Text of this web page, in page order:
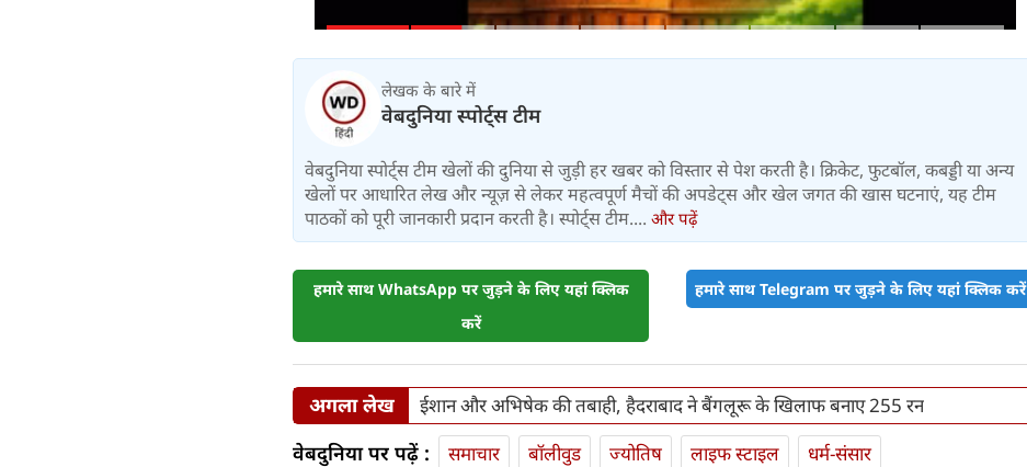
लेखक के बारे में
वेबदुनिया स्पोर्ट्स टीम
वेबदुनिया स्पोर्ट्स टीम खेलों की दुनिया से जुड़ी हर खबर को विस्तार से पेश करती है। क्रिकेट, फुटबॉल, कबड्डी या अन्य
खेलों पर आधारित लेख और न्यूज़ से लेकर महत्वपूर्ण मैचों की अपडेट्स और खेल जगत की खास घटनाएं, यह टीम
पाठकों को पूरी जानकारी प्रदान करती है। स्पोर्ट्स टीम.... और पढ़ें
हमारे साथ WhatsApp पर जुड़ने के लिए यहां क्लिक
करें
हमारे साथ Telegram पर जुड़ने के लिए यहां क्लिक करें
अगला लेख ईशान और अभिषेक की तबाही, हैदराबाद ने बैंगलूरू के खिलाफ बनाए 255 रन
वेबदुनिया पर पढ़ें : समाचार बॉलीवुड ज्योतिष लाइफ स्‍टाइल
धर्म-संसार